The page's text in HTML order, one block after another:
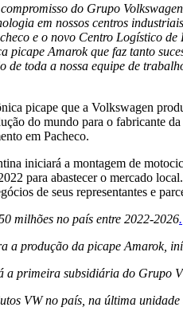
do Grupo
em nossos centros
e o novo Centro Logístico de
picape Amarok que faz tanto
de toda a nossa equipe de
picape que a Volkswagen
do mundo para o fabricante
em Pacheco.
iniciará a montagem de
para abastecer o mercado
de seus representantes e
milhões no país entre 2022-2026.
a produção da picape Amarok,
a primeira subsidiária do
VW no país, na última